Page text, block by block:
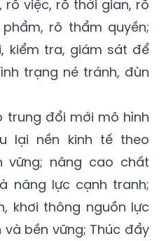
rõ việc, rõ thời gian, rõ
rõ thẩm quyền;
kiểm tra, giám sát để
trạng né tránh, đùn
trung đổi mới mô hình
lại nền kinh tế theo
vững; nâng cao chất
năng lực cạnh tranh;
khơi thông nguồn lực
bền vững; Thúc đẩy